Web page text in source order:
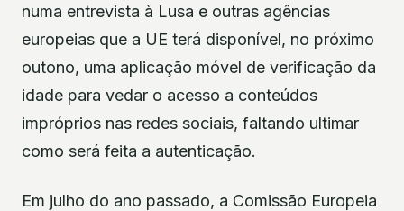
numa entrevista à Lusa e outras agências
europeias que a UE terá disponível, no próximo
outono, uma aplicação móvel de verificação da
idade para vedar o acesso a conteúdos
impróprios nas redes sociais, faltando ultimar
como será feita a autenticação.
Em julho do ano passado, a Comissão Europeia